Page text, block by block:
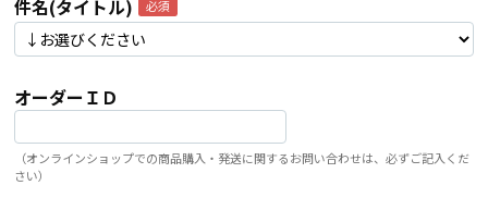
件名(タイトル)
オーダーＩＤ
（オンラインショップでの商品購入・発送に関するお問い合わせは、必ずご記入くだ
さい）